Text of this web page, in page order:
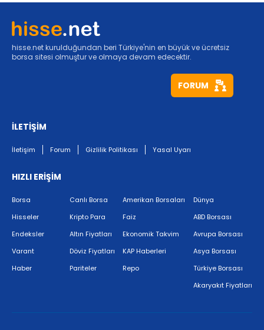
hisse.net kurulduğundan beri Türkiye'nin en büyük ve ücretsiz
borsa sitesi olmuştur ve olmaya devam edecektir.
FORUM
İLETİŞİM
İletişim Forum Gizlilik Politikası Yasal Uyarı
HIZLI ERİŞİM
Borsa
Hisseler
Endeksler
Varant
Haber
Canlı Borsa
Kripto Para
Altın Fiyatları
Döviz Fiyatları
Pariteler
Amerikan Borsaları
Faiz
Ekonomik Takvim
KAP Haberleri
Repo
Dünya
ABD Borsası
Avrupa Borsası
Asya Borsası
Türkiye Borsası
Akaryakıt Fiyatları